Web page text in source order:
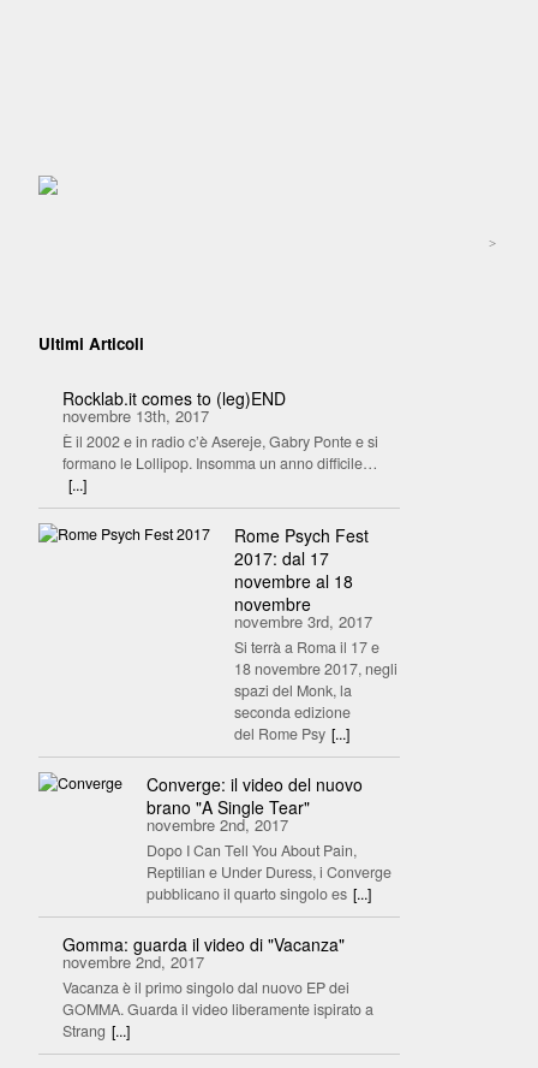
>
Ultimi Articoli
Rocklab.it comes to (leg)END
novembre 13th, 2017
È il 2002 e in radio c’è Asereje, Gabry Ponte e si
formano le Lollipop. Insomma un anno difficile…
[...]
Rome Psych Fest
2017: dal 17
novembre al 18
novembre
novembre 3rd, 2017
Si terrà a Roma il 17 e
18 novembre 2017, negli
spazi del Monk, la
seconda edizione
del Rome Psy [...]
Converge: il video del nuovo
brano "A Single Tear"
novembre 2nd, 2017
Dopo I Can Tell You About Pain,
Reptilian e Under Duress, i Converge
pubblicano il quarto singolo es [...]
Gomma: guarda il video di "Vacanza"
novembre 2nd, 2017
Vacanza è il primo singolo dal nuovo EP dei
GOMMA. Guarda il video liberamente ispirato a
Strang [...]